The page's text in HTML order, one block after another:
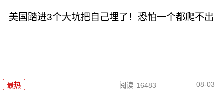
美国踏进3个大坑把自己埋了！恐怕一个都爬不出
最热 阅读 16483 08-03